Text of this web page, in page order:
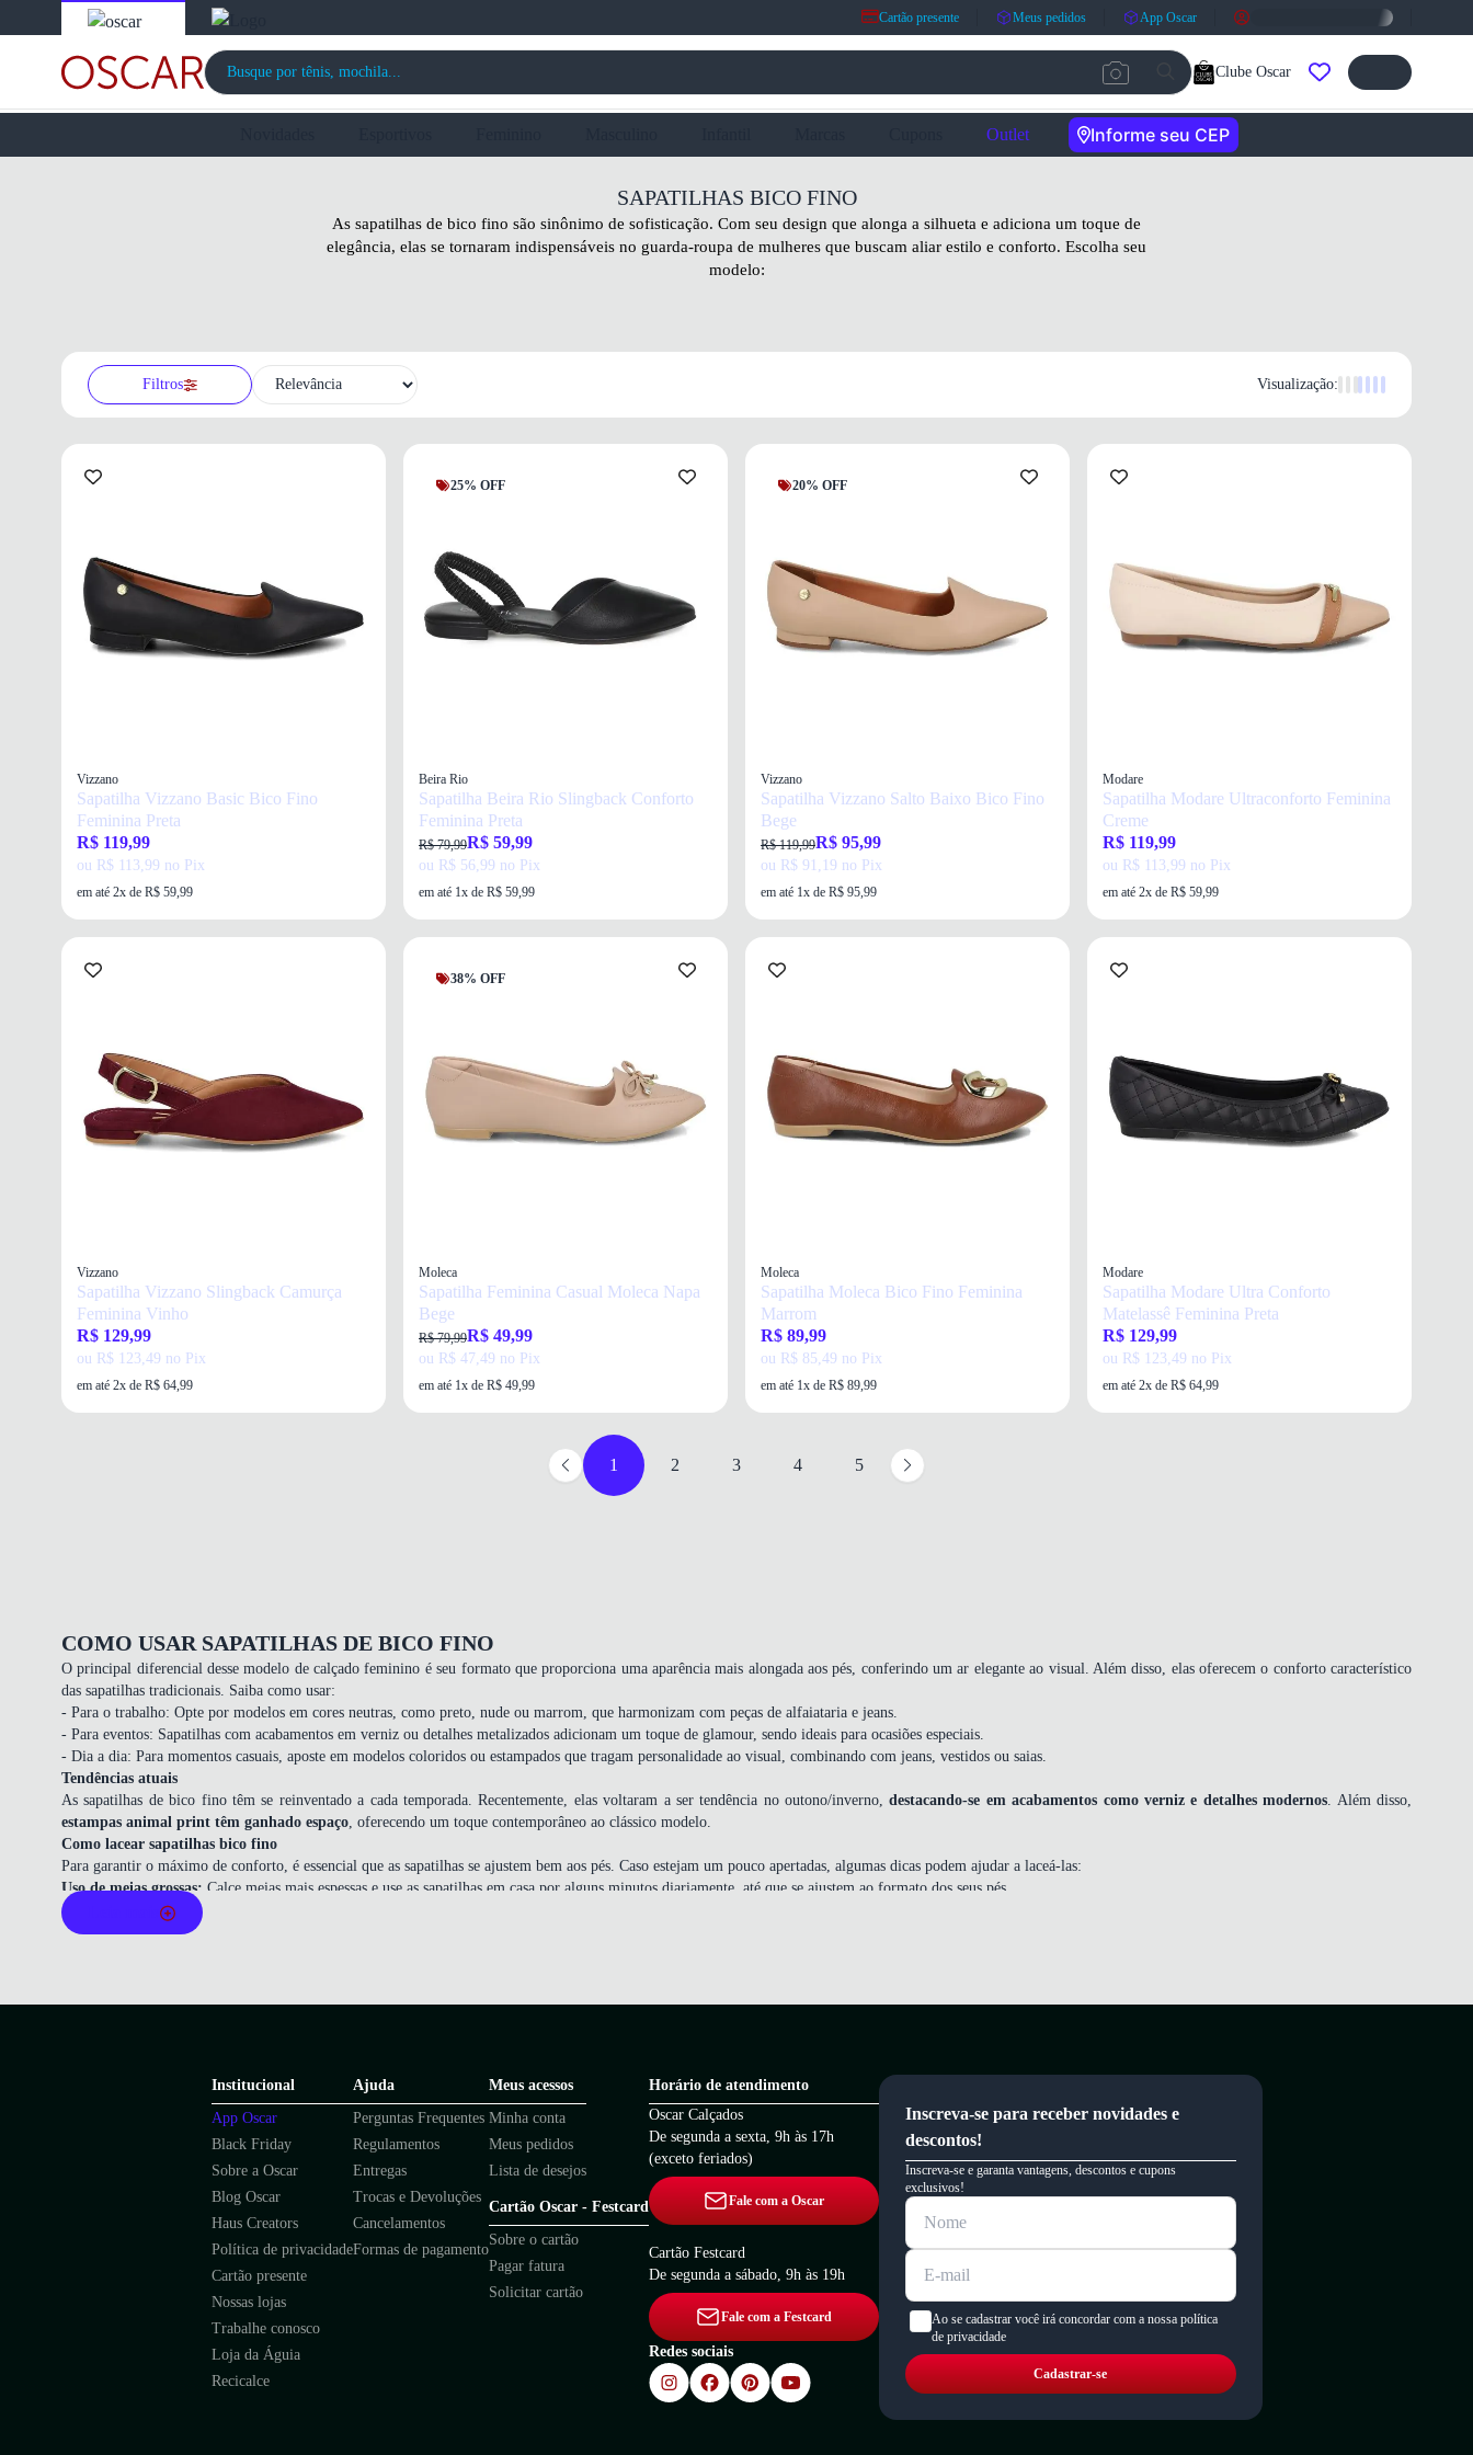
Cartão presente Meus pedidos App Oscar
Clube Oscar
Outlet Informe seu CEP
SAPATILHAS BICO FINO
As sapatilhas de bico fino são sinônimo de sofisticação. Com seu design que alonga a silhueta e adiciona um toque de
elegância, elas se tornaram indispensáveis no guarda-roupa de mulheres que buscam aliar estilo e conforto. Escolha seu
modelo:
Filtros Visualização:
Vizzano
Sapatilha Vizzano Basic Bico Fino
Feminina Preta
R$ 119,99
ou R$ 113,99 no Pix
em até 2x de R$ 59,99
25% OFF
Beira Rio
Sapatilha Beira Rio Slingback Conforto
Feminina Preta
R$ 79,99R$ 59,99
ou R$ 56,99 no Pix
em até 1x de R$ 59,99
20% OFF
Vizzano
Sapatilha Vizzano Salto Baixo Bico Fino
Bege
R$ 119,99R$ 95,99
ou R$ 91,19 no Pix
em até 1x de R$ 95,99
Modare
Sapatilha Modare Ultraconforto Feminina
Creme
R$ 119,99
ou R$ 113,99 no Pix
em até 2x de R$ 59,99
Vizzano
Sapatilha Vizzano Slingback Camurça
Feminina Vinho
R$ 129,99
ou R$ 123,49 no Pix
em até 2x de R$ 64,99
38% OFF
Moleca
Sapatilha Feminina Casual Moleca Napa
Bege
R$ 79,99R$ 49,99
ou R$ 47,49 no Pix
em até 1x de R$ 49,99
Moleca
Sapatilha Moleca Bico Fino Feminina
Marrom
R$ 89,99
ou R$ 85,49 no Pix
em até 1x de R$ 89,99
Modare
Sapatilha Modare Ultra Conforto
Matelassê Feminina Preta
R$ 129,99
ou R$ 123,49 no Pix
em até 2x de R$ 64,99
1 2 3 4 5
COMO USAR SAPATILHAS DE BICO FINO
O principal diferencial desse modelo de calçado feminino é seu formato que proporciona uma aparência mais alongada aos pés, conferindo um ar elegante ao visual. Além disso, elas oferecem o conforto característico
das sapatilhas tradicionais. Saiba como usar:
- Para o trabalho: Opte por modelos em cores neutras, como preto, nude ou marrom, que harmonizam com peças de alfaiataria e jeans.
- Para eventos: Sapatilhas com acabamentos em verniz ou detalhes metalizados adicionam um toque de glamour, sendo ideais para ocasiões especiais.
- Dia a dia: Para momentos casuais, aposte em modelos coloridos ou estampados que tragam personalidade ao visual, combinando com jeans, vestidos ou saias.
Tendências atuais
As sapatilhas de bico fino têm se reinventado a cada temporada. Recentemente, elas voltaram a ser tendência no outono/inverno,destacando-se em acabamentos como verniz e detalhes modernos. Além disso,
estampas animal print têm ganhado espaço, oferecendo um toque contemporâneo ao clássico modelo.
Como lacear sapatilhas bico fino
Para garantir o máximo de conforto, é essencial que as sapatilhas se ajustem bem aos pés. Caso estejam um pouco apertadas, algumas dicas podem ajudar a laceá-las:
Uso de meias grossas: Calce meias mais espessas e use as sapatilhas em casa por alguns minutos diariamente, até que se ajustem ao formato dos seus pés.
Secador de cabelo:
Com meias grossas nos pés, aqueça levemente as áreas mais apertadas com um secador, movimentando os pés para moldar o material.
Formas para calçados:
Institucional
App Oscar
Black Friday
Sobre a Oscar
Blog Oscar
Haus Creators
Política de privacidade
Cartão presente
Nossas lojas
Trabalhe conosco
Loja da Águia
Recicalce
Ajuda
Perguntas Frequentes
Regulamentos
Entregas
Trocas e Devoluções
Cancelamentos
Formas de pagamento
Meus acessos
Minha conta
Meus pedidos
Lista de desejos
Cartão Oscar - Festcard
Sobre o cartão
Pagar fatura
Solicitar cartão
Horário de atendimento
Oscar Calçados
De segunda a sexta, 9h às 17h
(exceto feriados)
Fale com a Oscar
Cartão Festcard
De segunda a sábado, 9h às 19h
Fale com a Festcard
Redes sociais
Inscreva-se para receber novidades e
descontos!
Inscreva-se e garanta vantagens, descontos e cupons
exclusivos!
Ao se cadastrar você irá concordar com a nossa política
de privacidade
Cadastrar-se